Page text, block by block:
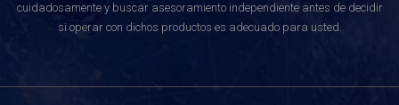
cuidadosamente y buscar asesoramiento independiente antes de decidir
si operar con dichos productos es adecuado para usted.